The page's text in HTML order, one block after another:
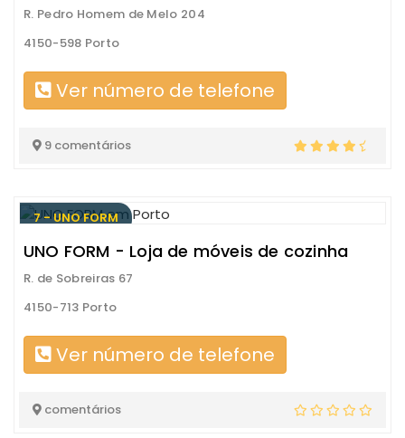
R. Pedro Homem de Melo 204
4150-598 Porto
Ver número de telefone
9 comentários
7 - UNO FORM
UNO FORM - Loja de móveis de cozinha
R. de Sobreiras 67
4150-713 Porto
Ver número de telefone
comentários